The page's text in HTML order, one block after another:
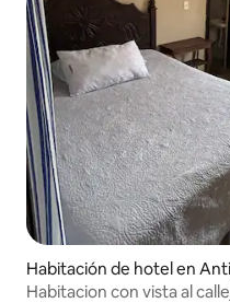
Habitación de hotel en
Habitacion con vista al